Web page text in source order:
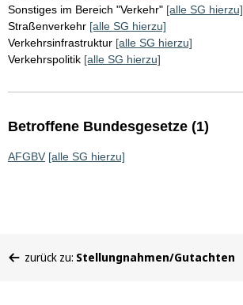
Sonstiges im Bereich "Verkehr" [alle SG hierzu]
Straßenverkehr [alle SG hierzu]
Verkehrsinfrastruktur [alle SG hierzu]
Verkehrspolitik [alle SG hierzu]
Betroffene Bundesgesetze (1)
AFGBV [alle SG hierzu]
befinden
zurück zu: Stellungnahmen/Gutachten